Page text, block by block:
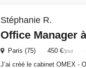
Stéphanie R.
Office Manager
Paris (75) 450 €/jour
J’ai créé le cabinet OMEX -